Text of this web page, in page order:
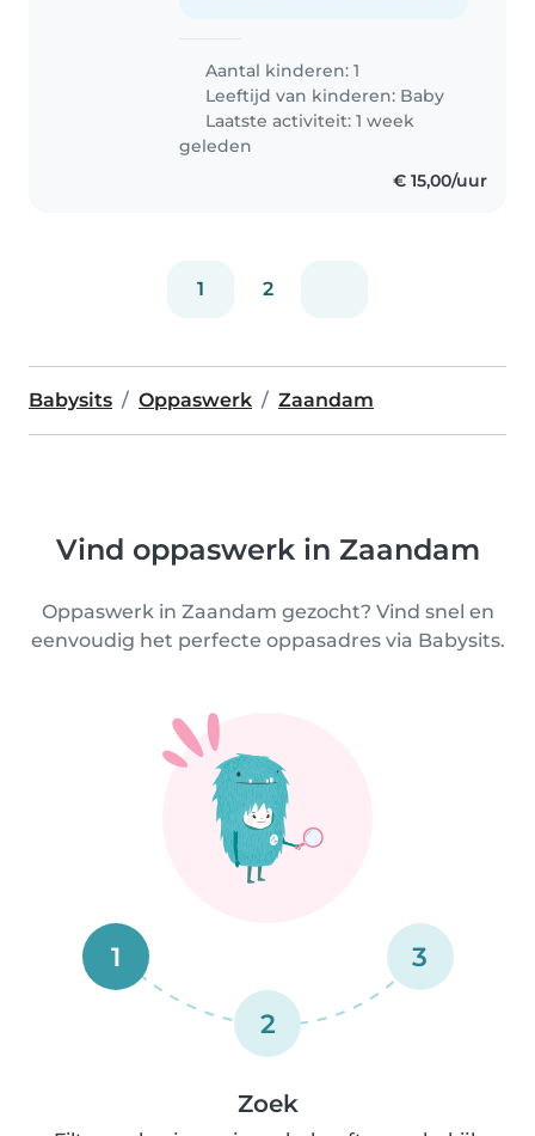
Aantal kinderen: 1
Leeftijd van kinderen: Baby
Laatste activiteit: 1 week
geleden
€ 15,00/uur
1 2
Babysits Oppaswerk Zaandam
Vind oppaswerk in Zaandam
Oppaswerk in Zaandam gezocht? Vind snel en
eenvoudig het perfecte oppasadres via Babysits.
1
2
3
Zoek